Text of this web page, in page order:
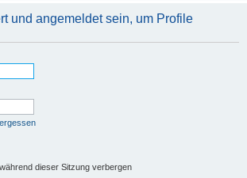
und angemeldet sein, um Profile
dieser Sitzung verbergen